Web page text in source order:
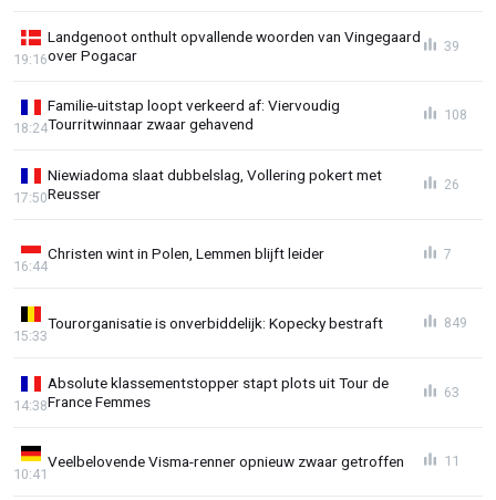
Landgenoot onthult opvallende woorden van Vingegaard
over Pogacar
19:16
39
Familie-uitstap loopt verkeerd af: Viervoudig
Tourritwinnaar zwaar gehavend
18:24
108
Niewiadoma slaat dubbelslag, Vollering pokert met
Reusser
17:50
26
Christen wint in Polen, Lemmen blijft leider
16:44
7
Tourorganisatie is onverbiddelijk: Kopecky bestraft
15:33
849
Absolute klassementstopper stapt plots uit Tour de
France Femmes
14:38
63
Veelbelovende Visma-renner opnieuw zwaar getroffen
10:41
11